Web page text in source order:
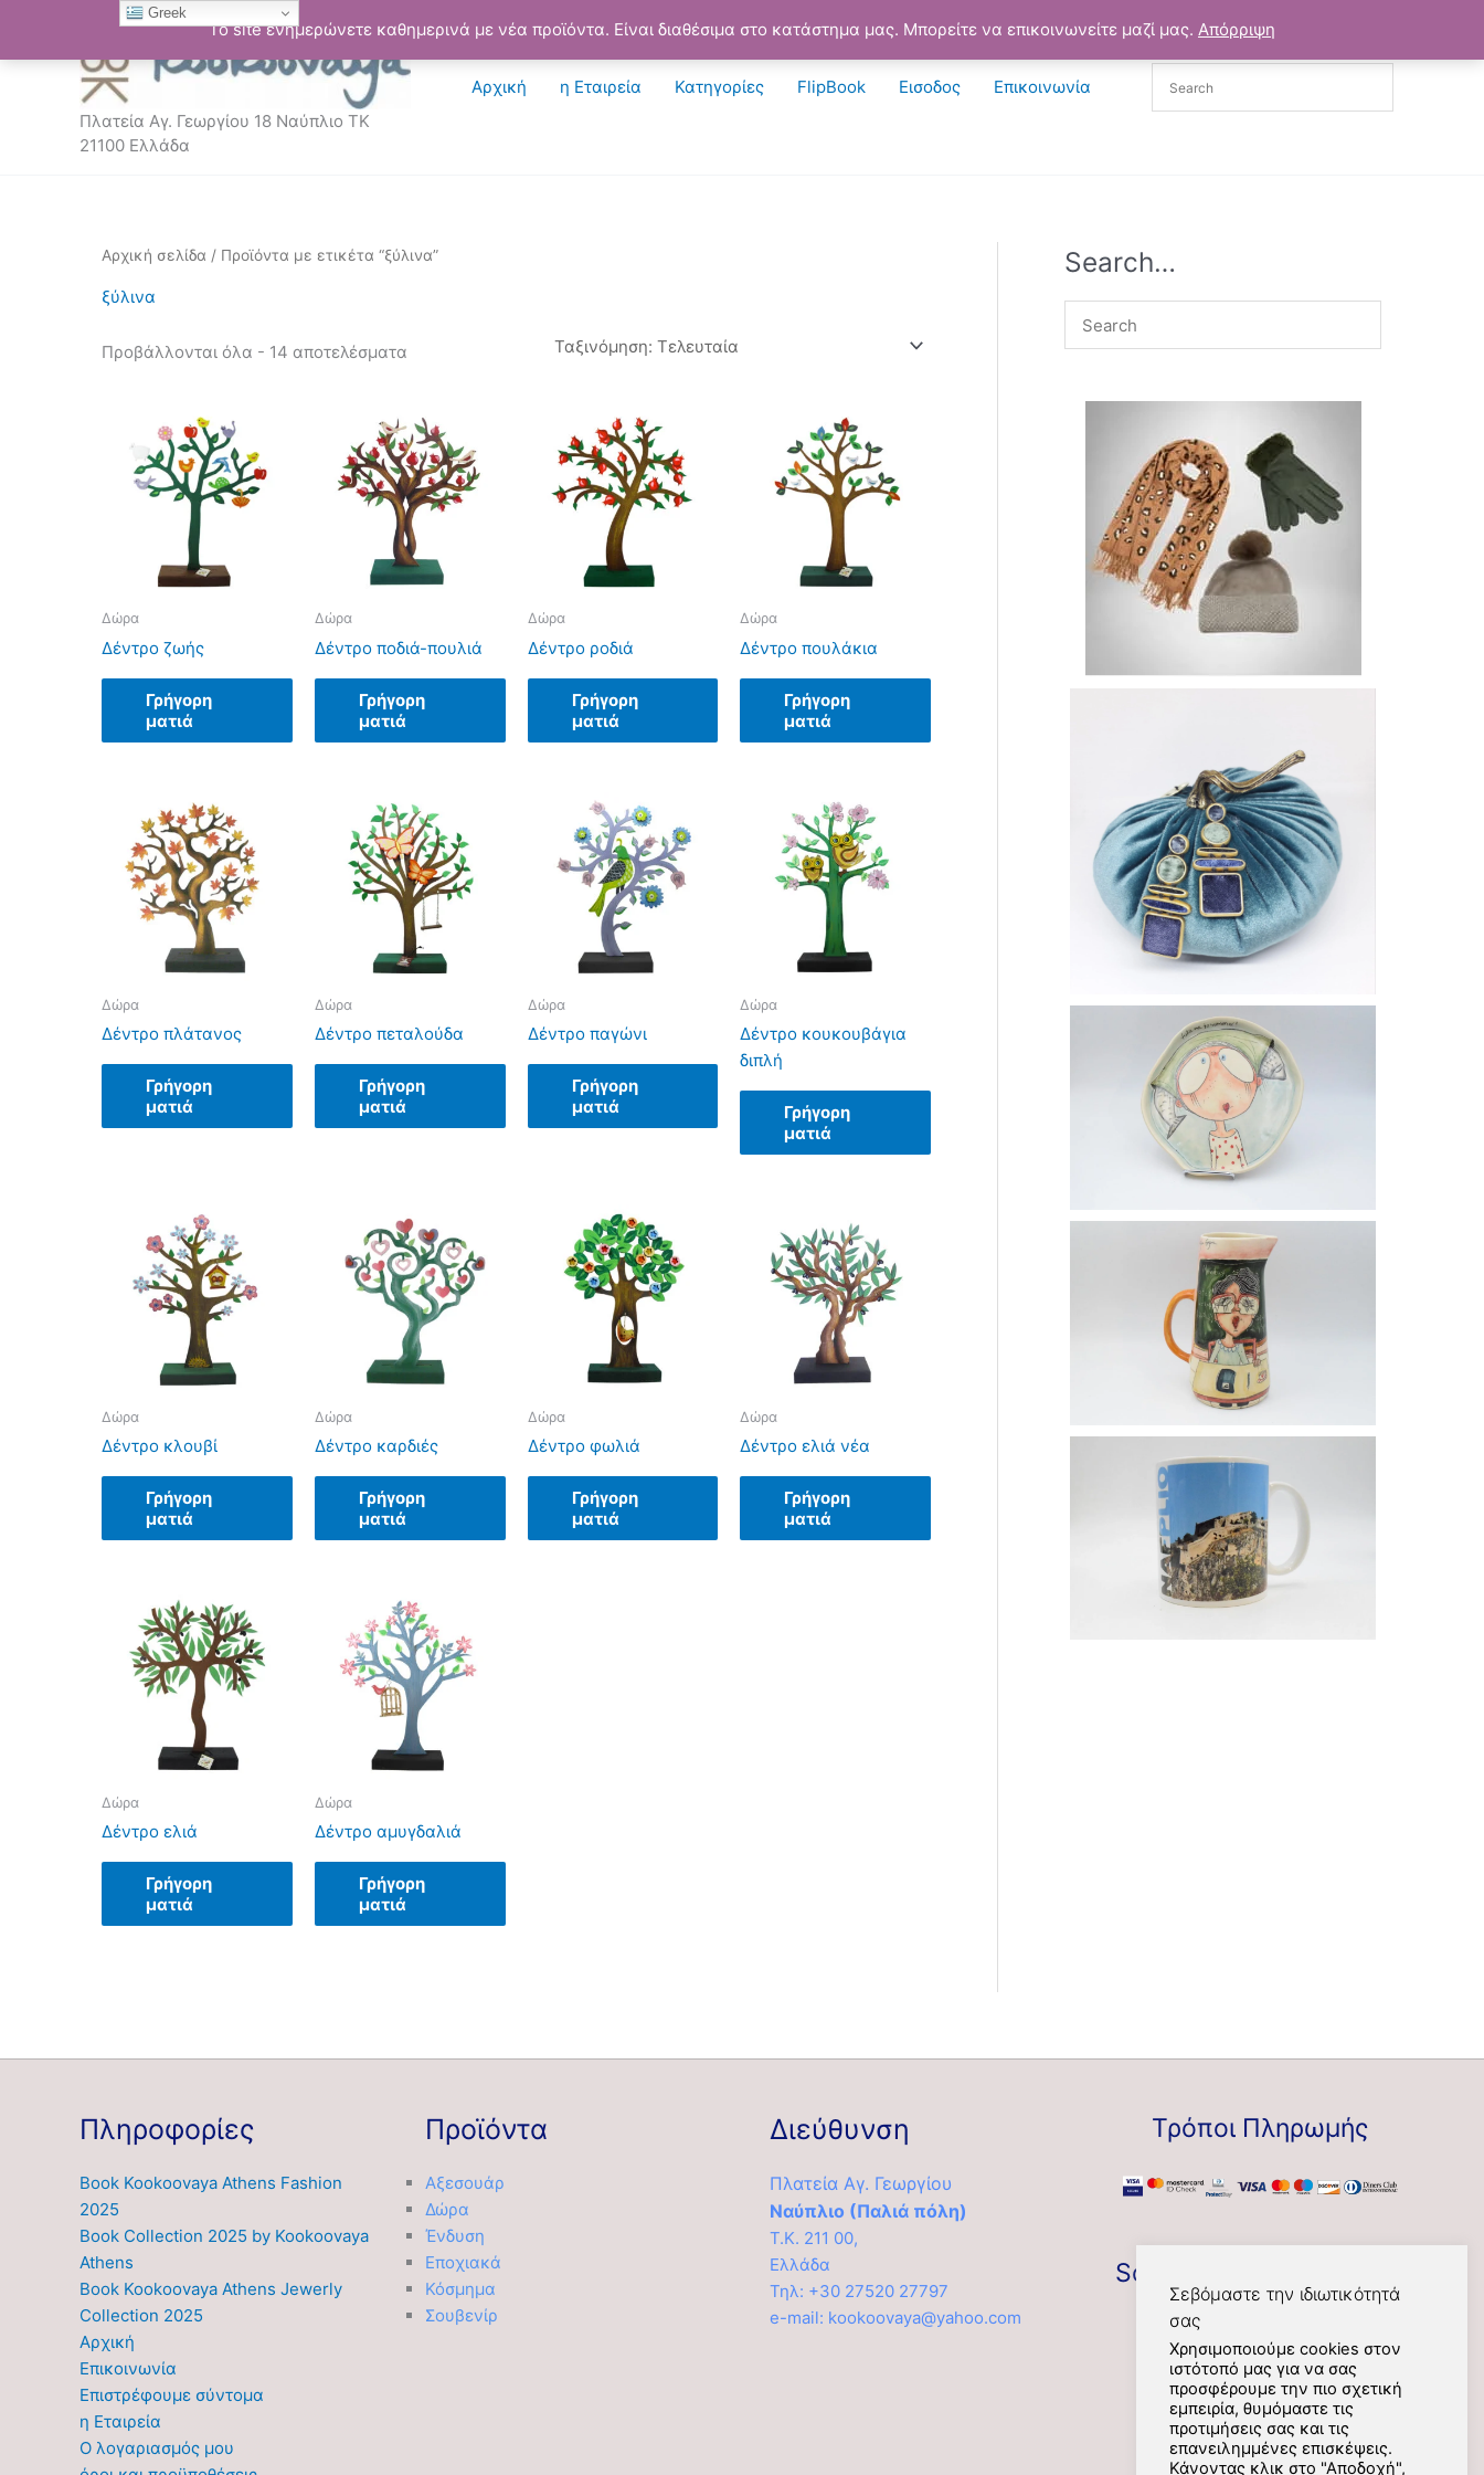
Το site ενημερώνετε καθημερινά με νέα προϊόντα. Είναι διαθέσιμα στο κατάστημα μας. Μπορείτε να επικοινωνείτε μαζί μας. Απόρριψη
περιεχόμενο
Πλατεία Αγ. Γεωργίου 18 Ναύπλιο ΤΚ
21100 Ελλάδα
Αρχική η Εταιρεία Κατηγορίες FlipBook Εισοδος Επικοινωνία
Αρχική σελίδα / Προϊόντα με ετικέτα “ξύλινα”
ξύλινα
Προβάλλονται όλα - 14 αποτελέσματα
Sorted
by
Δώρα
Δέντρο ζωής
Γρήγορη
ματιά
Δώρα
Δέντρο ποδιά-πουλιά
Γρήγορη
ματιά
Δώρα
Δέντρο ροδιά
Γρήγορη
ματιά
Δώρα
Δέντρο πουλάκια
Γρήγορη
ματιά
Δώρα
Δέντρο πλάτανος
Γρήγορη
ματιά
Δώρα
Δέντρο πεταλούδα
Γρήγορη
ματιά
Δώρα
Δέντρο παγώνι
Γρήγορη
ματιά
Δώρα
Δέντρο κουκουβάγια
διπλή
Γρήγορη
ματιά
Δώρα
Δέντρο κλουβί
Γρήγορη
ματιά
Δώρα
Δέντρο καρδιές
Γρήγορη
ματιά
Δώρα
Δέντρο φωλιά
Γρήγορη
ματιά
Δώρα
Δέντρο ελιά νέα
Γρήγορη
ματιά
Δώρα
Δέντρο ελιά
Γρήγορη
ματιά
Δώρα
Δέντρο αμυγδαλιά
Γρήγορη
ματιά
Search…
Πληροφορίες
Book Kookoovaya Athens Fashion
2025
Book Collection 2025 by Kookoovaya
Athens
Book Kookoovaya Athens Jewerly
Collection 2025
Αρχική
Επικοινωνία
Επιστρέφουμε σύντομα
η Εταιρεία
Ο λογαριασμός μου
Προϊόντα
Αξεσουάρ
Δώρα
Ένδυση
Εποχιακά
Κόσμημα
Σουβενίρ
Διεύθυνση
Πλατεία Αγ. Γεωργίου
Ναύπλιο (Παλιά πόλη)
Τ.Κ. 211 00,
Ελλάδα
Τηλ: +30 27520 27797
e-mail: kookoovaya@yahoo.com
Τρόποι Πληρωμής
Social
Σεβόμαστε την ιδιωτικότητά
σας
Χρησιμοποιούμε cookies στον
ιστότοπό μας για να σας
προσφέρουμε την πιο σχετική
εμπειρία, θυμόμαστε τις
προτιμήσεις σας και τις
επανειλημμένες επισκέψεις.
Κάνοντας κλικ στο "Αποδοχή",
Greek